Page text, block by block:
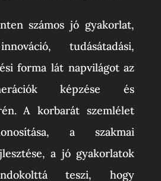
számos jó gyakorlat,
tudásátadási,
forma lát napvilágot az
képzése és
A korbarát szemlélet
a szakmai
a jó gyakorlatok
teszi, hogy